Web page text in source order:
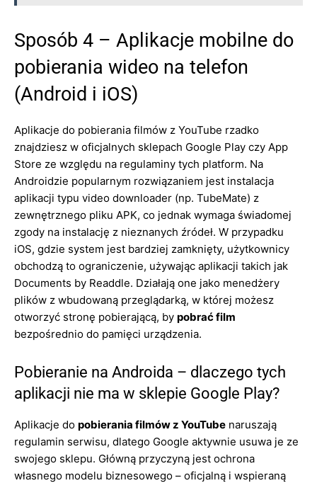
Sposób 4 – Aplikacje mobilne do
pobierania wideo na telefon
(Android i iOS)
Aplikacje do pobierania filmów z YouTube rzadko
znajdziesz w oficjalnych sklepach Google Play czy App
Store ze względu na regulaminy tych platform. Na
Androidzie popularnym rozwiązaniem jest instalacja
aplikacji typu video downloader (np. TubeMate) z
zewnętrznego pliku APK, co jednak wymaga świadomej
zgody na instalację z nieznanych źródeł. W przypadku
iOS, gdzie system jest bardziej zamknięty, użytkownicy
obchodzą to ograniczenie, używając aplikacji takich jak
Documents by Readdle. Działają one jako menedżery
plików z wbudowaną przeglądarką, w której możesz
otworzyć stronę pobierającą, by pobrać film
bezpośrednio do pamięci urządzenia.
Pobieranie na Androida – dlaczego tych
aplikacji nie ma w sklepie Google Play?
Aplikacje do pobierania filmów z YouTube naruszają
regulamin serwisu, dlatego Google aktywnie usuwa je ze
swojego sklepu. Główną przyczyną jest ochrona
własnego modelu biznesowego – oficjalną i wspieraną